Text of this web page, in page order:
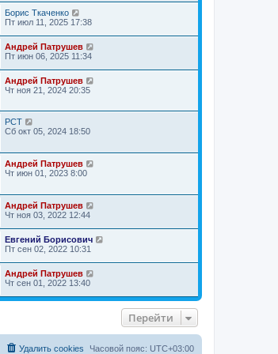
Борис Ткаченко
Пт июл 11, 2025 17:38
Андрей Патрушев
Пт июн 06, 2025 11:34
Андрей Патрушев
Чт ноя 21, 2024 20:35
РСТ
Сб окт 05, 2024 18:50
Андрей Патрушев
Чт июн 01, 2023 8:00
Андрей Патрушев
Чт ноя 03, 2022 12:44
Евгений Борисович
Пт сен 02, 2022 10:31
Андрей Патрушев
Чт сен 01, 2022 13:40
Перейти
Часовой пояс: UTC+03:00
Удалить cookies